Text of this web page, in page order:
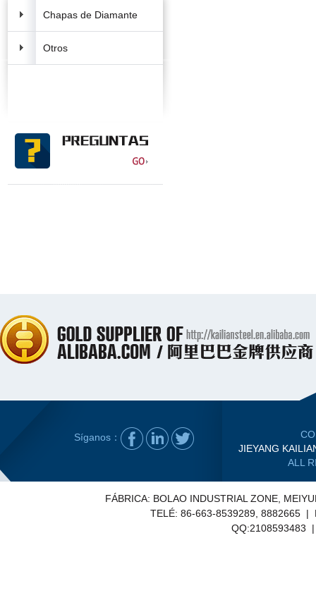
Chapas de Diamante
Otros
Síganos：
JIEYANG
ALL
FÁBRICA: BOLAO INDUSTRIAL ZONE,
TELÉ: 86-663-8539289, 8882665 |
QQ:2108593483